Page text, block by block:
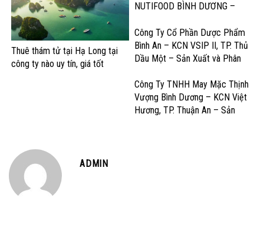
Thuê thám tử tại Hạ Long tại
công ty nào uy tín, giá tốt
NUTIFOOD BÌNH DƯƠNG –
– Sản Xuất Sữa và Sản Phẩm
Dinh Dưỡng
Công Ty Cổ Phần Dược Phẩm
Bình An – KCN VSIP II, TP. Thủ
Dầu Một – Sản Xuất và Phân
Cao
Công Ty TNHH May Mặc Thịnh
Vượng Bình Dương – KCN Việt
Hương, TP. Thuận An – Sản
ADMIN